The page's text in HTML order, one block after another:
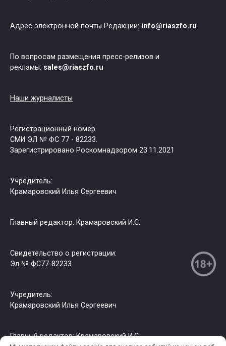
Адрес электронной почты Редакции: info@riaszfo.ru
По вопросам размещения пресс-релизов и
рекламы: sales@riaszfo.ru
Наши журналисты
Регистрационный номер
СМИ ЭЛ № ФС 77 - 82233.
Зарегистрировано Роскомнадзором 23.11.2021
Учредитель:
Крамаровский Илья Сергеевич
Главный редактор: Крамаровский И.С.
Свидетельство о регистрации:
Эл № ФС77-82233
Учредитель:
Крамаровский Илья Сергеевич
Главный редактор: Крамаровский И.С.